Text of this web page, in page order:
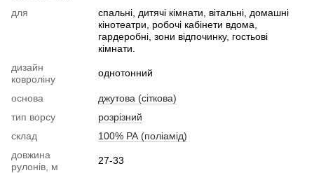
для
спальні, дитячі кімнати, вітальні, домашні
кінотеатри, робочі кабінети вдома,
гардеробні, зони відпочинку, гостьові
кімнати.
дизайн
ковроліну
однотонний
основа
джутова (сіткова)
тип ворсу
розрізний
склад
100% РА (поліамід)
довжина
рулонів, м
27-33